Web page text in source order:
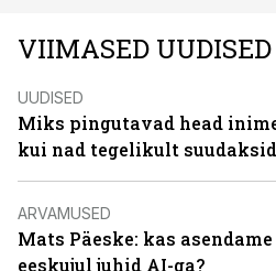
VIIMASED UUDISED
UUDISED
Miks pingutavad head
kui nad tegelikult
ARVAMUSED
Mats Päeske: kas asendame
eeskujul juhid AI-ga?